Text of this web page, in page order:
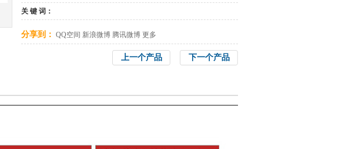
关 键 词：
分享到： QQ空间 新浪微博 腾讯微博 更多
下一个产品
上一个产品